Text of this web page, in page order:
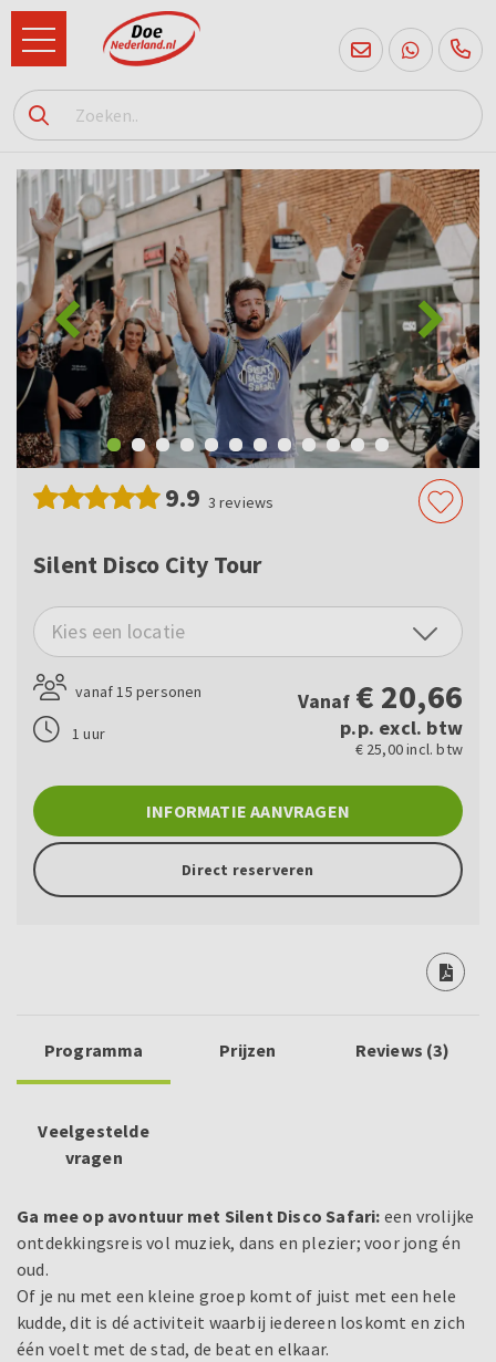
085
760
2556
9.9 3 reviews
Silent Disco City Tour
Kies een locatie
vanaf 15 personen
1 uur
Vanaf € 20,66
p.p. excl. btw
€ 25,00 incl. btw
INFORMATIE AANVRAGEN
Direct reserveren
Programma Prijzen Reviews (3)
Veelgestelde
vragen
Ga mee op avontuur met Silent Disco Safari: een vrolijke
ontdekkingsreis vol muziek, dans en plezier; voor jong én
oud.
Of je nu met een kleine groep komt of juist met een hele
kudde, dit is dé activiteit waarbij iedereen loskomt en zich
één voelt met de stad, de beat en elkaar.